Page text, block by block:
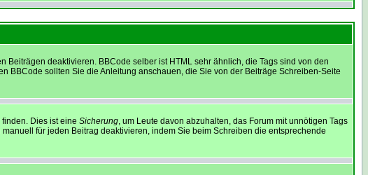
deaktivieren. BBCode selber ist HTML sehr ähnlich, die Tags sind von den
BBCode sollten Sie die Anleitung anschauen, die Sie von der Beiträge Schreiben-Seite
Dies ist eine Sicherung, um Leute davon abzuhalten, das Forum mit unnötigen Tags
für jeden Beitrag deaktivieren, indem Sie beim Schreiben die entsprechende